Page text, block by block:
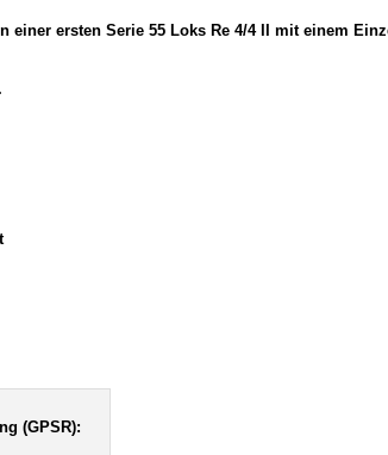
ersten Serie 55 Loks Re 4/4 II mit einem
(GPSR):